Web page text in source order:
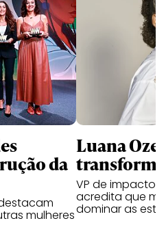
da
mulheres
Luana
VP de impacto
acredita que
dominar as